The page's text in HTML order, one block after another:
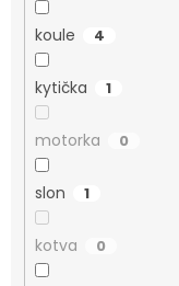
koule 4
kytička 1
motorka 0
slon 1
kotva 0